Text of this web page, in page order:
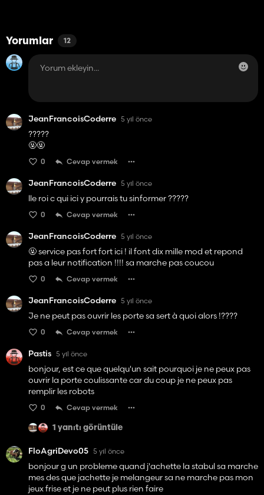
Yorumlar 12
JeanFrancoisCoderre 5 yıl önce
?????
🤬🤬
0 Cevap vermek
JeanFrancoisCoderre 5 yıl önce
lle roi c qui ici y pourrais tu sinformer ?????
0 Cevap vermek
JeanFrancoisCoderre 5 yıl önce
🤬 service pas fort fort ici ! il font dix mille mod et repond
pas a leur notification !!!! sa marche pas coucou
0 Cevap vermek
JeanFrancoisCoderre 5 yıl önce
Je ne peut pas ouvrir les porte sa sert à quoi alors !????
0 Cevap vermek
Pastis 5 yıl önce
bonjour, est ce que quelqu'un sait pourquoi je ne peux pas
ouvrir la porte coulissante car du coup je ne peux pas
remplir les robots
0 Cevap vermek
1 yanıtı görüntüle
FloAgriDevo05 5 yıl önce
bonjour g un probleme quand j'achette la stabul sa marche
mes des que jachette je melangeur sa ne marche pas mon
jeux frise et je ne peut plus rien faire